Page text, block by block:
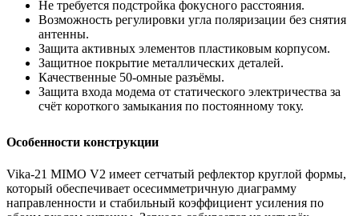
Не требуется подстройка фокусного расстояния.
Возможность регулировки угла поляризации без снятия
антенны.
Защита активных элементов пластиковым корпусом.
Защитное покрытие металлических деталей.
Качественные 50-омные разъёмы.
Защита входа модема от статического электричества за
счёт короткого замыкания по постоянному току.
Особенности конструкции
Vika-21 MIMO V2 имеет сетчатый рефлектор круглой формы,
который обеспечивает осесимметричную диаграмму
направленности и стабильный коэффициент усиления по